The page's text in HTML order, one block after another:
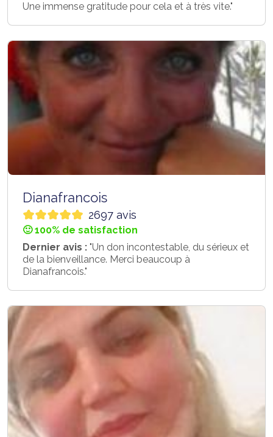
Une immense gratitude pour cela et à très vite."
Dianafrancois
2697 avis
🙂 100% de satisfaction
Dernier avis : "Un don incontestable, du sérieux et
de la bienveillance. Merci beaucoup à
Dianafrancois."